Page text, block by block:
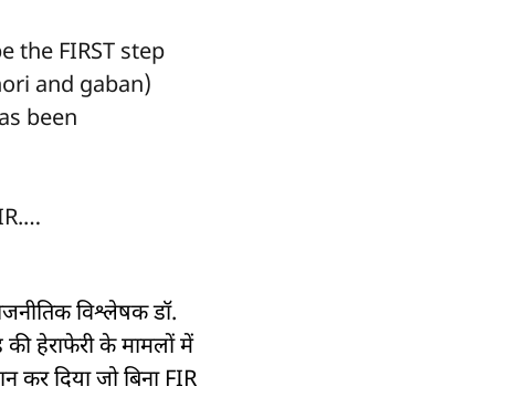
the FIRST step
and gaban)
been
विश्लेषक डॉ.
की हेराफेरी के मामलों में
कर दिया जो बिना FIR